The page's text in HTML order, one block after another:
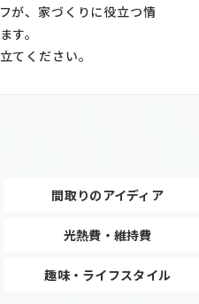
940
が、家づくりに役立つ情
す。
てください。
間取りのアイディア
光熱費・維持費
趣味・ライフスタイル